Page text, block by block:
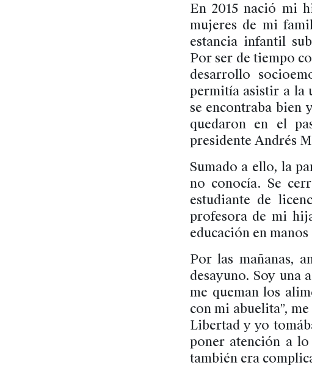
En 2015 nació mi
mujeres de mi
estancia infantil
Por ser de tiempo
desarrollo
permitía asistir a la
se encontraba bien
quedaron en el
presidente Andrés
Sumado a ello, la
no conocía. Se
estudiante de
profesora de mi
educación en
Por las mañanas,
desayuno. Soy una
me queman los
con mi abuelita”,
Libertad y yo
poner atención a
también era